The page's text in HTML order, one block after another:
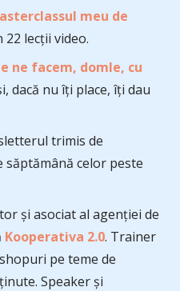
meu de
22 lecții video.
ne facem, domle, cu
dacă nu îți place, îți dau
trimis de
săptămână celor peste
și asociat al agenției de
Kooperativa 2.0. Trainer
pe teme de
Speaker și